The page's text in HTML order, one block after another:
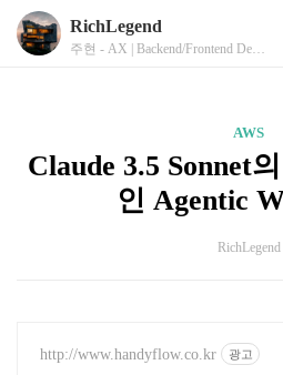
RichLegend
주현 - AX | Backend/Frontend Developer
AWS
Claude 3.5 Sonnet
인 Agentic
RichLegend
http://www.handyflow.co.kr 광고